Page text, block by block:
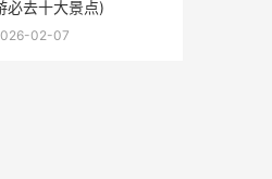
必去十大景点)
02-07